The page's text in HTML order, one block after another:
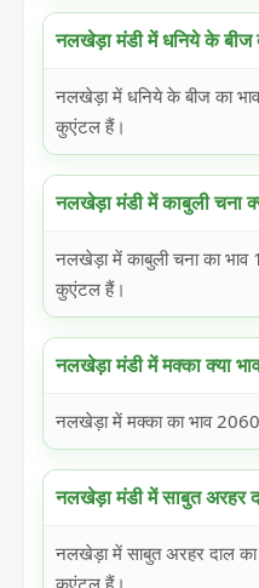
नलखेड़ा मंडी में धनिये के बीज
नलखेड़ा में धनिये के बीज का
कुएंटल हैं।
नलखेड़ा मंडी में काबुली चना
नलखेड़ा में काबुली चना का
कुएंटल हैं।
नलखेड़ा मंडी में मक्का क्या
नलखेड़ा में मक्का का भाव
नलखेड़ा मंडी में साबुत अरहर
नलखेड़ा में साबुत अरहर दाल
कुएंटल हैं।